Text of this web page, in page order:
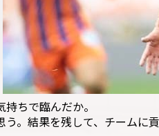
ちで臨んだか。
う。結果を残して、チームに